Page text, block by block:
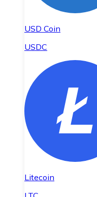
USD Coin
USDC
Litecoin